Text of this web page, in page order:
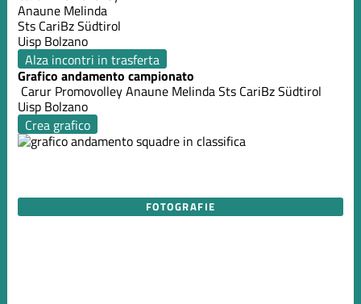
Anaune Melinda
Sts CariBz Südtirol
Uisp Bolzano
Alza incontri in trasferta
Grafico andamento campionato
Carur PromovolleyAnaune MelindaSts CariBz Südtirol
Uisp Bolzano
Crea grafico
FOTOGRAFIE